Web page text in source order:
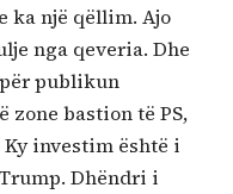
ka një qëllim. Ajo
nga qeveria. Dhe
publikun
zone bastion të PS,
investim është i
Dhëndri i